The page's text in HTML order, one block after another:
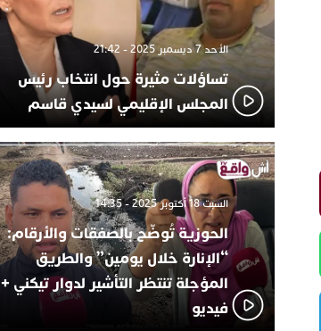
الأحد 7 ديسمبر 2025 - 21:42
تساؤلات مثيرة حول انتخاب رئيس
المجلس الإقليمي لسيدي قاسم
السبت 18 أكتوبر 2025 - 14:35
الحوزية تُوضّح بالصفقات والأرقام:
“الإنارة خلال يومين” والطريق
المؤجلة تنتظر التأشير لدوار تيكني +
فيديو